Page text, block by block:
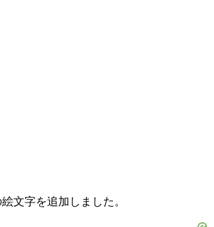
文字を追加しました。